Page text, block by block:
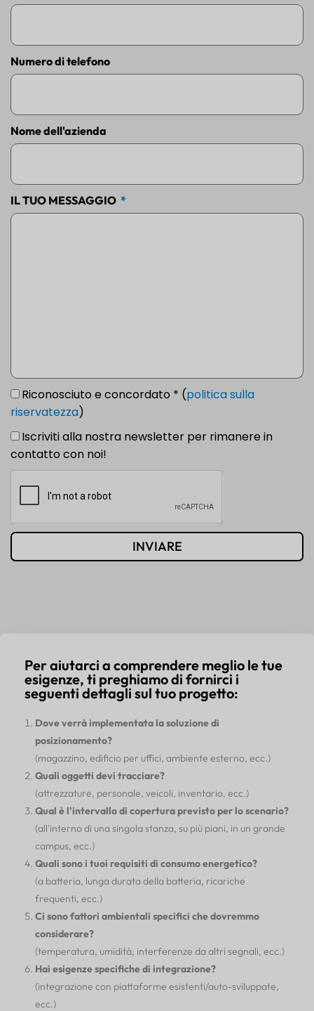
Numero di telefono
Nome dell'azienda
IL TUO MESSAGGIO
Riconosciuto e concordato * (politica sulla
riservatezza)
Iscriviti alla nostra newsletter per rimanere in
contatto con noi!
INVIARE
Per aiutarci a comprendere meglio le tue
esigenze, ti preghiamo di fornirci i
seguenti dettagli sul tuo progetto:
Dove verrà implementata la soluzione di
posizionamento?
(magazzino, edificio per uffici, ambiente esterno, ecc.)
Quali oggetti devi tracciare?
(attrezzature, personale, veicoli, inventario, ecc.)
Qual è l'intervallo di copertura previsto per lo scenario?
(all'interno di una singola stanza, su più piani, in un grande
campus, ecc.)
Quali sono i tuoi requisiti di consumo energetico?
(a batteria, lunga durata della batteria, ricariche
frequenti, ecc.)
Ci sono fattori ambientali specifici che dovremmo
considerare?
(temperatura, umidità, interferenze da altri segnali, ecc.)
Hai esigenze specifiche di integrazione?
(integrazione con piattaforme esistenti/auto-sviluppate,
ecc.)